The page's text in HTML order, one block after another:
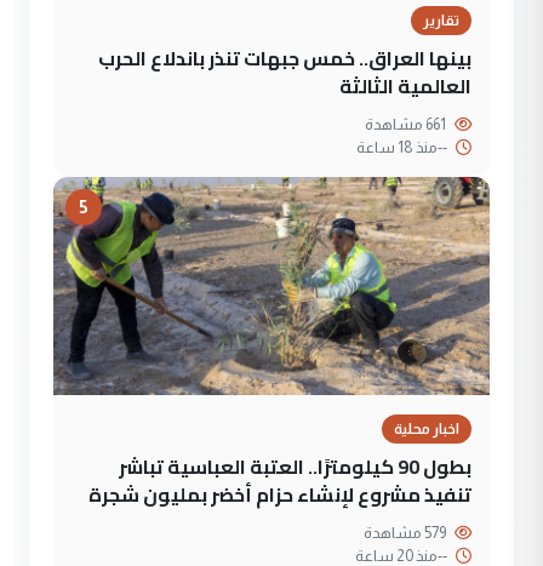
تقارير
بينها العراق.. خمس جبهات تنذر باندلاع الحرب
العالمية الثالثة
--منذ 18 ساعة
5
اخبار محلية
بطول 90 كيلومترًا.. العتبة العباسية تباشر
تنفيذ مشروع لإنشاء حزام أخضر بمليون شجرة
--منذ 20 ساعة